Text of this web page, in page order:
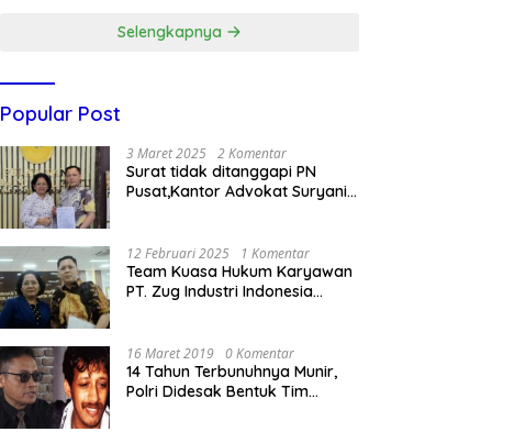
Selengkapnya
Popular Post
3 Maret 2025 2 Komentar
Surat tidak ditanggapi PN
Pusat,Kantor Advokat Suryani
Agung RI
12 Februari 2025 1 Komentar
Team Kuasa Hukum Karyawan
PT. Zug Industri Indonesia
Karyawan di Pengadilan Negeri
Jakarta Pusat
16 Maret 2019 0 Komentar
14 Tahun Terbunuhnya Munir,
Polri Didesak Bentuk Tim